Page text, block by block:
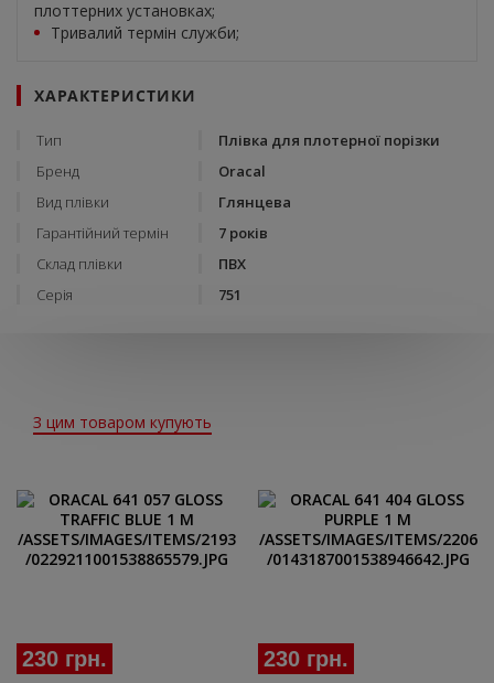
плоттерних установках;
Тривалий термін служби;
ХАРАКТЕРИСТИКИ
Тип
Плівка для плотерної порізки
Бренд
Oracal
Вид плівки
Глянцева
Гарантійний термін
7 років
Склад плівки
ПВХ
Серія
751
З цим товаром купують
230 грн. 230 грн.